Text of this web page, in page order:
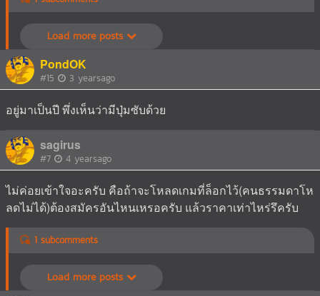
Load more posts
PondOK
#15 3 yearsago
อยู่มาเป็นปี พึ่งเห็นว่ามีปุ่มซับด้วย
sagirus
#7 4 yearsago
ไม่ค่อยเข้าใจอะครับ คือถ้าจะโหลดเกมที่ล็อกไว้(คนธรรมดาโห
ลดไม่ได้)ต้องสมัครอันไหนเหรอครับ แล้วราคาเท่าไหร่รึครับ
1 subcomments
Load more posts